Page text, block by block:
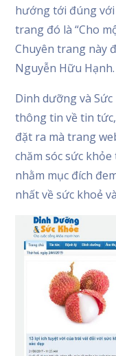
hướng tới đúng
trang đó là “Cho
Chuyên trang này
Nguyễn Hữu Hạnh.
Dinh dưỡng và
thông tin về tin
đặt ra mà trang
chăm sóc sức
nhằm mục đích
nhất về sức khoẻ